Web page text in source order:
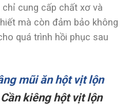
cung cấp chất xơ và
mà còn đảm bảo không
quá trình hồi phục sau
mũi ăn hột vịt lộn
kiêng hột vịt lộn